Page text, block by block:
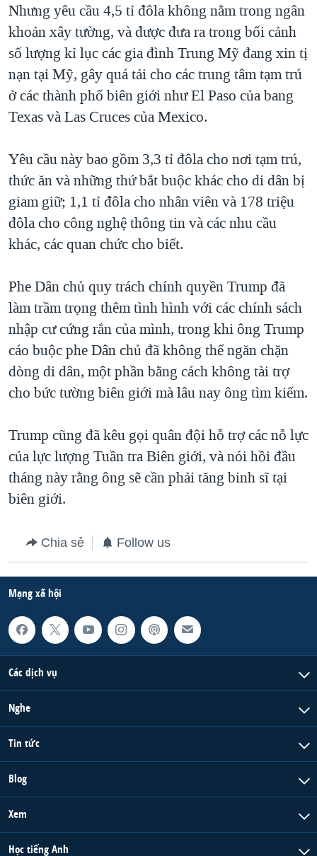
Nhưng yêu cầu 4,5 tỉ đôla không nằm trong ngân
khoản xây tường, và được đưa ra trong bối cảnh
số lượng kỉ lục các gia đình Trung Mỹ đang xin tị
nạn tại Mỹ, gây quá tải cho các trung tâm tạm trú
ở các thành phố biên giới như El Paso của bang
Texas và Las Cruces của Mexico.
Yêu cầu này bao gồm 3,3 tỉ đôla cho nơi tạm trú,
thức ăn và những thứ bắt buộc khác cho di dân bị
giam giữ; 1,1 tỉ đôla cho nhân viên và 178 triệu
đôla cho công nghệ thông tin và các nhu cầu
khác, các quan chức cho biết.
Phe Dân chủ quy trách chính quyền Trump đã
làm trầm trọng thêm tình hình với các chính sách
nhập cư cứng rắn của mình, trong khi ông Trump
cáo buộc phe Dân chủ đã không thể ngăn chặn
dòng di dân, một phần bằng cách không tài trợ
cho bức tường biên giới mà lâu nay ông tìm kiếm.
Trump cũng đã kêu gọi quân đội hỗ trợ các nỗ lực
của lực lượng Tuần tra Biên giới, và nói hồi đầu
tháng này rằng ông sẽ cần phải tăng binh sĩ tại
biên giới.
Chia sẻ Follow us
Mạng xã hội
Các dịch vụ
Nghe
Tin tức
Blog
Xem
Học tiếng Anh